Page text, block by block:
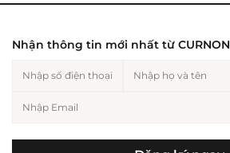
Nhận thông tin mới nhất từ CURNON